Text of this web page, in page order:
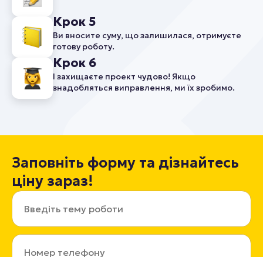
Крок 5
Ви вносите суму, що залишилася, отримуєте
готову роботу.
Крок 6
І захищаєте проект чудово! Якщо
знадобляться виправлення, ми їх зробимо.
Заповніть форму та дізнайтесь
ціну зараз!